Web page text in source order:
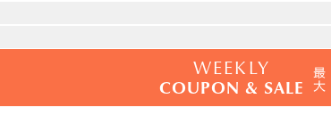
WEEKLY
COUPON & SALE